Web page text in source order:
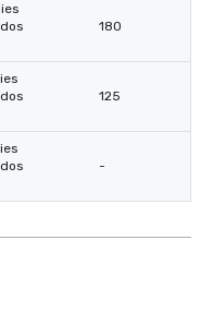
180
125
-